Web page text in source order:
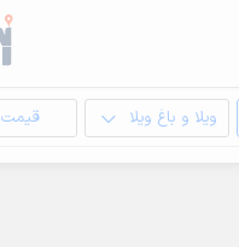
ویلا و باغ ویلا قیمت